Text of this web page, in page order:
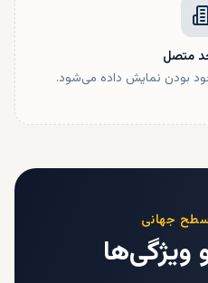
متصل
بودن نمایش داده می‌شود.
جهانی
ویژگی‌ها